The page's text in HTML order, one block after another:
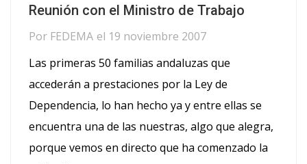
Reunión con el Ministro de Trabajo
Por FEDEMA el 19 noviembre 2007
Las primeras 50 familias andaluzas que
accederán a prestaciones por la Ley de
Dependencia, lo han hecho ya y entre ellas se
encuentra una de las nuestras, algo que alegra,
porque vemos en directo que ha comenzado la